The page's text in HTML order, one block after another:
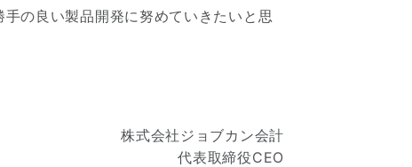
の良い製品開発に努めていきたいと思
株式会社ジョブカン会計
代表取締役CEO